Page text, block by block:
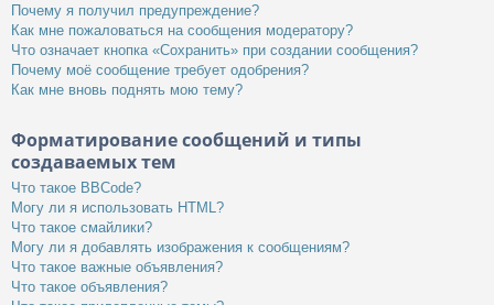
Почему я получил предупреждение?
Как мне пожаловаться на сообщения модератору?
Что означает кнопка «Сохранить» при создании сообщения?
Почему моё сообщение требует одобрения?
Как мне вновь поднять мою тему?
Форматирование сообщений и типы
создаваемых тем
Что такое BBCode?
Могу ли я использовать HTML?
Что такое смайлики?
Могу ли я добавлять изображения к сообщениям?
Что такое важные объявления?
Что такое объявления?